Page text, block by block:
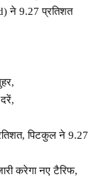
ने 9.27 प्रतिशत
पिटकुल ने 9.27
करेगा नए टैरिफ,